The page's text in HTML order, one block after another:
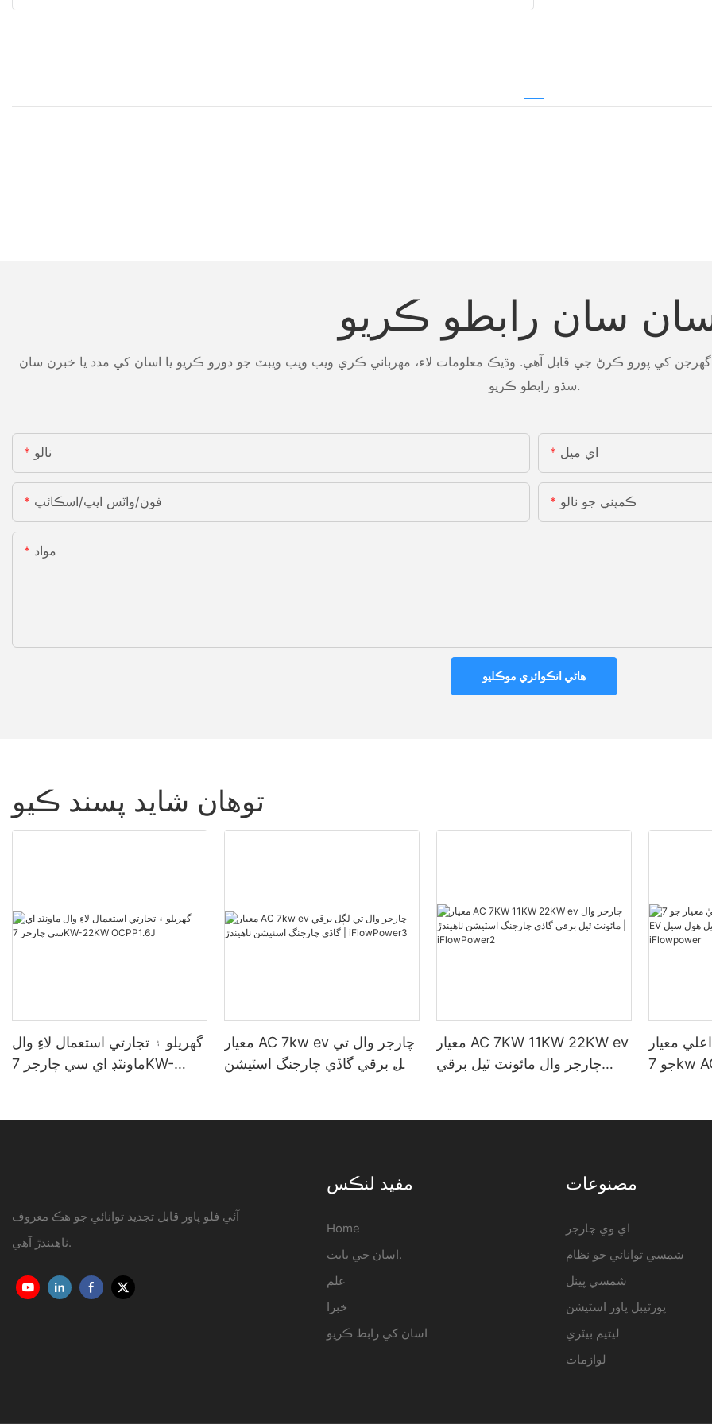
سان رابطو ڪريو
کي پورو ڪرڻ جي قابل آهي. وڌيڪ معلومات لاء، مهرباني ڪري ويب ويب ويبٽ جو دورو ڪريو يا اسان کي مدد يا خبرن سان
سڌو رابطو ڪريو.
نالو اي ميل
فون/واٽس ايپ/اسڪائپ ڪمپني جو نالو
مواد
هاڻي انڪوائري موڪليو
توهان شايد پسند ڪيو
گهريلو ۽ تجارتي استعمال لاءِ وال
ماونٽڊ اي سي چارجر 7KW-
معيار AC 7kw ev چارجر وال تي
لڳل برقي گاڏي چارجنگ اسٽيشن
معيار AC 7KW 11KW 22KW ev
چارجر وال مائونٽ ٿيل برقي
معيار
جو 7kw AC EV چارجر وال
آئي فلو پاور قابل تجديد توانائي جو هڪ معروف
ٺاهيندڙ آهي.
مفيد لنڪس
Home
اسان جي بابت.
علم
خبرا
اسان کي رابط ڪريو
مصنوعات
اي وي چارجر
شمسي توانائي جو نظام
شمسي پينل
پورٽيبل پاور اسٽيشن
ليتيم بيٽري
لوازمات